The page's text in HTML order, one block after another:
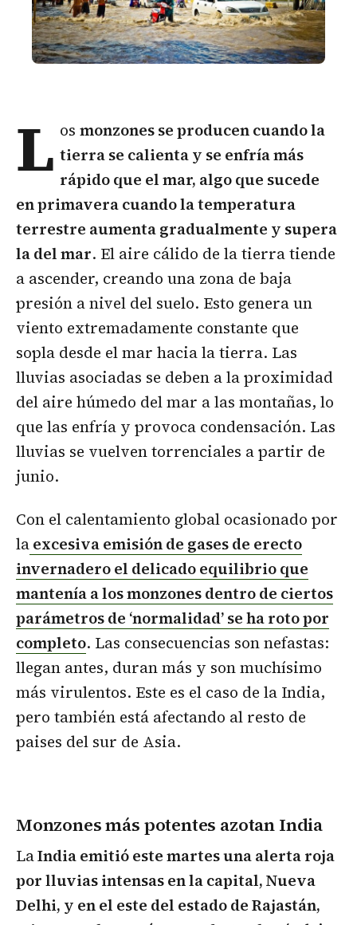
L osmonzones se producen cuando la
tierra se calienta y se enfría más
rápido que el mar, algo que sucede
en primavera cuando la temperatura
terrestre aumenta gradualmente y supera
la del mar. El aire cálido de la tierra tiende
a ascender, creando una zona de baja
presión a nivel del suelo. Esto genera un
viento extremadamente constante que
sopla desde el mar hacia la tierra. Las
lluvias asociadas se deben a la proximidad
del aire húmedo del mar a las montañas, lo
que las enfría y provoca condensación. Las
lluvias se vuelven torrenciales a partir de
junio.
Con el calentamiento global ocasionado por
laexcesiva emisión de gases de erecto
invernadero el delicado equilibrio que
mantenía a los monzones dentro de ciertos
parámetros de ‘normalidad’ se ha roto por
completo. Las consecuencias son nefastas:
llegan antes, duran más y son muchísimo
más virulentos. Este es el caso de la India,
pero también está afectando al resto de
paises del sur de Asia.
Monzones más potentes azotan India
LaIndia emitió este martes una alerta roja
por lluvias intensas en la capital, Nueva
Delhi, y en el este del estado de Rajastán,